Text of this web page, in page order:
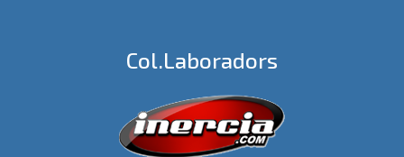
Col.laboradors